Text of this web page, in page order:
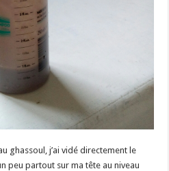
ghassoul, j’ai vidé directement le
peu partout sur ma tête au niveau